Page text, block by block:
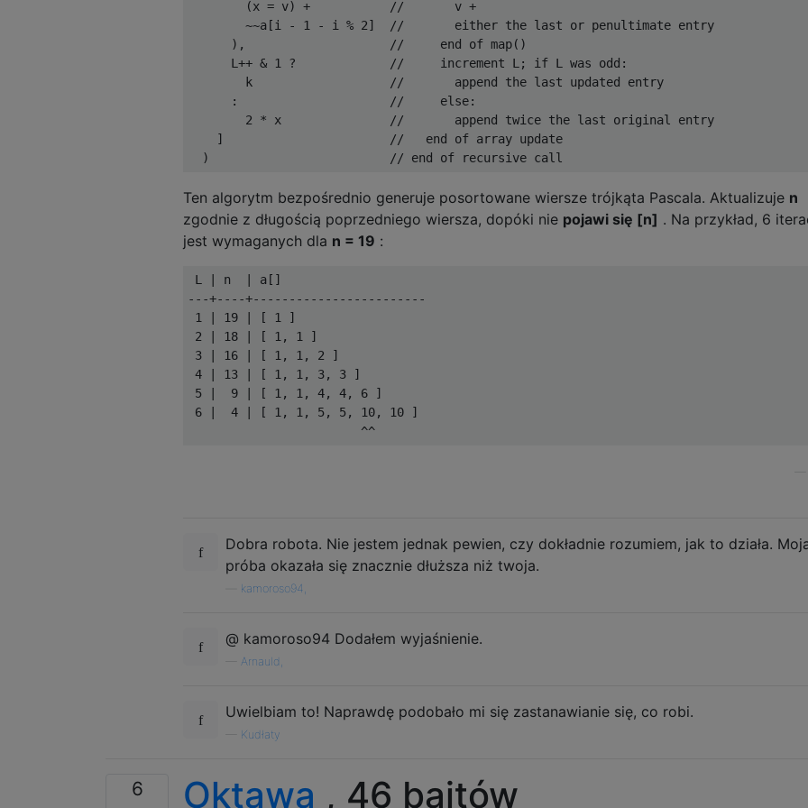
(x = v) +
//       v +
~~a [i - 1 - i % 2]
//       either the last or penultimate entry
),
//     end of map()
      L
++ & 1 ?
//     increment L; if L was odd:
        k
//       append the last updated entry
:
//     else:
2
* x
//       append twice the last original entry
]
//   end of array update
)
// end of recursive call
Ten algorytm bezpośrednio generuje posortowane wiersze trójkąta Pascala. Aktualizuje n
zgodnie z długością poprzedniego wiersza, dopóki nie pojawi się [n] . Na przykład, 6
jest wymaganych dla n = 19 :
L | n  | a[]
---+----+------------------------
1 | 19 | [ 1 ]
2 | 18 | [ 1, 1 ]
3 | 16 | [ 1, 1, 2 ]
4 | 13 | [ 1, 1, 3, 3 ]
5 |  9 | [ 1, 1, 4, 4, 6 ]
6 |  4 | [ 1, 1, 5, 5, 10, 10 ]
Dobra robota. Nie jestem jednak pewien, czy dokładnie rozumiem, jak to działa.
próba okazała się znacznie dłuższa niż twoja.
kamoroso94,
@ kamoroso94 Dodałem wyjaśnienie.
Arnauld,
Uwielbiam to! Naprawdę podobało mi się zastanawianie się, co robi.
Kudłaty
6 Oktawa , 46 bajtów